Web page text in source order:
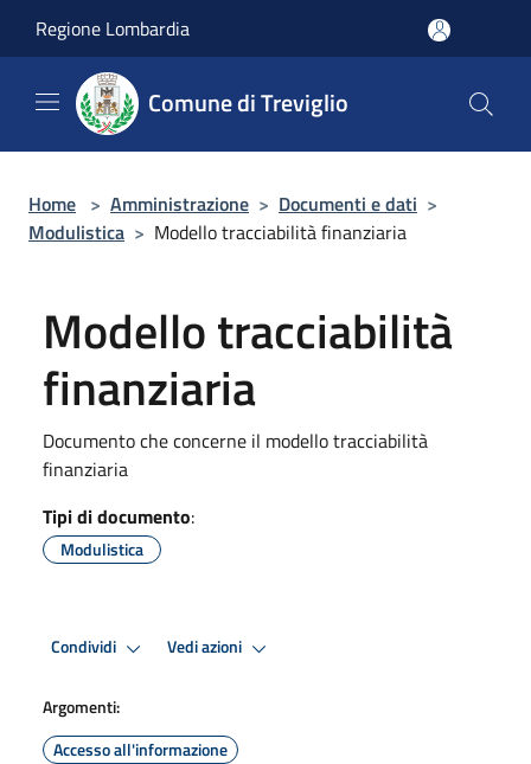
Regione Lombardia
Comune di Treviglio
Home > Amministrazione > Documenti e dati >
Modulistica > Modello tracciabilità finanziaria
Modello tracciabilità
finanziaria
Documento che concerne il modello tracciabilità
finanziaria
Tipi di documento:
Modulistica
Condividi Vedi azioni
Argomenti:
Accesso all'informazione